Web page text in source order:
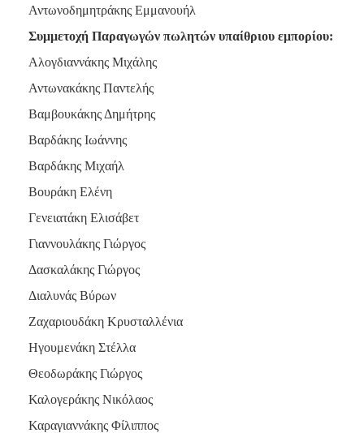
Αντωνοδημητράκης Εμμανουήλ
Συμμετοχή Παραγωγών πωλητών υπαίθριου εμπορίου:
Αλογδιαννάκης Μιχάλης
Αντωνακάκης Παντελής
Βαμβουκάκης Δημήτρης
Βαρδάκης Ιωάννης
Βαρδάκης Μιχαήλ
Βουράκη Ελένη
Γενειατάκη Ελισάβετ
Γιαννουλάκης Γιώργος
Δασκαλάκης Γιώργος
Διαλυνάς Βύρων
Ζαχαριουδάκη Κρυσταλλένια
Ηγουμενάκη Στέλλα
Θεοδωράκης Γιώργος
Καλογεράκης Νικόλαος
Καραγιαννάκης Φίλιππος